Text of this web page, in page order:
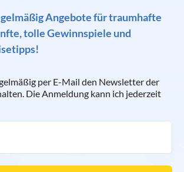
Angebote für traumhafte
tolle Gewinnspiele und
per E-Mail den Newsletter der
Die Anmeldung kann ich jederzeit